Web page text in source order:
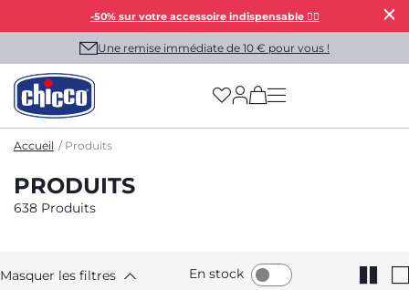
-50% sur votre accessoire indispensable 👯‍♀️
Une remise immédiate de 10 € pour vous !
(has more options
Accueil Produits
PRODUITS
638 Produits
Masquer les filtres En stock